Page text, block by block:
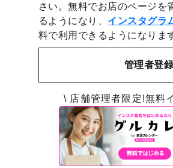
さい。無料でお店のページを
るようになり、 インスタグラ
料で利用できるようになりま
管理者登
\ 店舗管理者限定!無料